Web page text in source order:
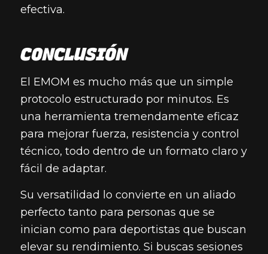
efectiva.
CONCLUSIÓN
El EMOM es mucho más que un simple
protocolo estructurado por minutos. Es
una herramienta tremendamente eficaz
para mejorar fuerza, resistencia y control
técnico, todo dentro de un formato claro y
fácil de adaptar.
Su versatilidad lo convierte en un aliado
perfecto tanto para personas que se
inician como para deportistas que buscan
elevar su rendimiento. Si buscas sesiones